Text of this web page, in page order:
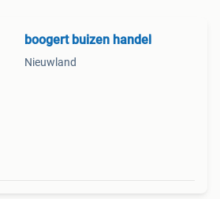
boogert buizen handel
Nieuwland